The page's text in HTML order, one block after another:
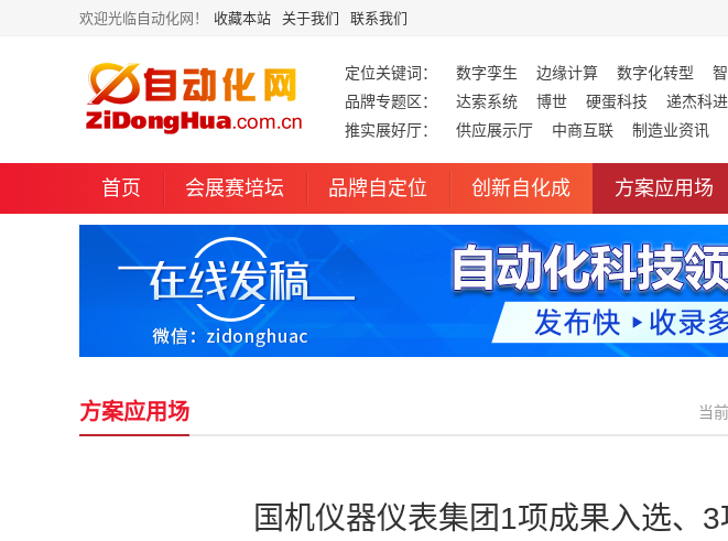
欢迎光临自动化网！ 收藏本站 关于我们 联系我们
定位关键词： 数字孪生 边缘计算 数字化转型
品牌专题区：
达索系统 博世 硬蛋科技 递杰科进
推实展好厅：
供应展示厅 中商互联 制造业资讯
首页 会展赛培坛 品牌自定位 创新自化成 方案应用场
方案应用场 当
国机仪器仪表集团1项成果入选、